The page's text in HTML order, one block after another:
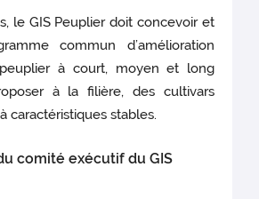
le GIS Peuplier doit concevoir et
commun d’amélioration
à court, moyen et long
à la filière, des cultivars
caractéristiques stables.
comité exécutif du GIS